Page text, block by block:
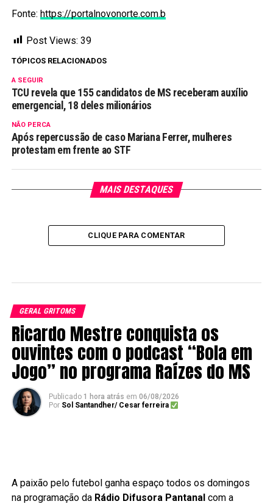
Fonte: https://portalnovonorte.com.b
Post Views: 39
TÓPICOS RELACIONADOS
A SEGUIR
TCU revela que 155 candidatos de MS receberam auxílio
emergencial, 18 deles milionários
NÃO PERCA
Após repercussão de caso Mariana Ferrer, mulheres
protestam em frente ao STF
MAIS DESTAQUES
CLIQUE PARA COMENTAR
GERAL GRITOMS
Ricardo Mestre conquista os
ouvintes com o podcast “Bola em
Jogo” no programa Raízes do MS
Publicado 1 hora atrás em 06/08/2026
Por Sol Santandher/ Cesar ferreira
A paixão pelo futebol ganha espaço todos os domingos
na programação da Rádio Difusora Pantanalcom a